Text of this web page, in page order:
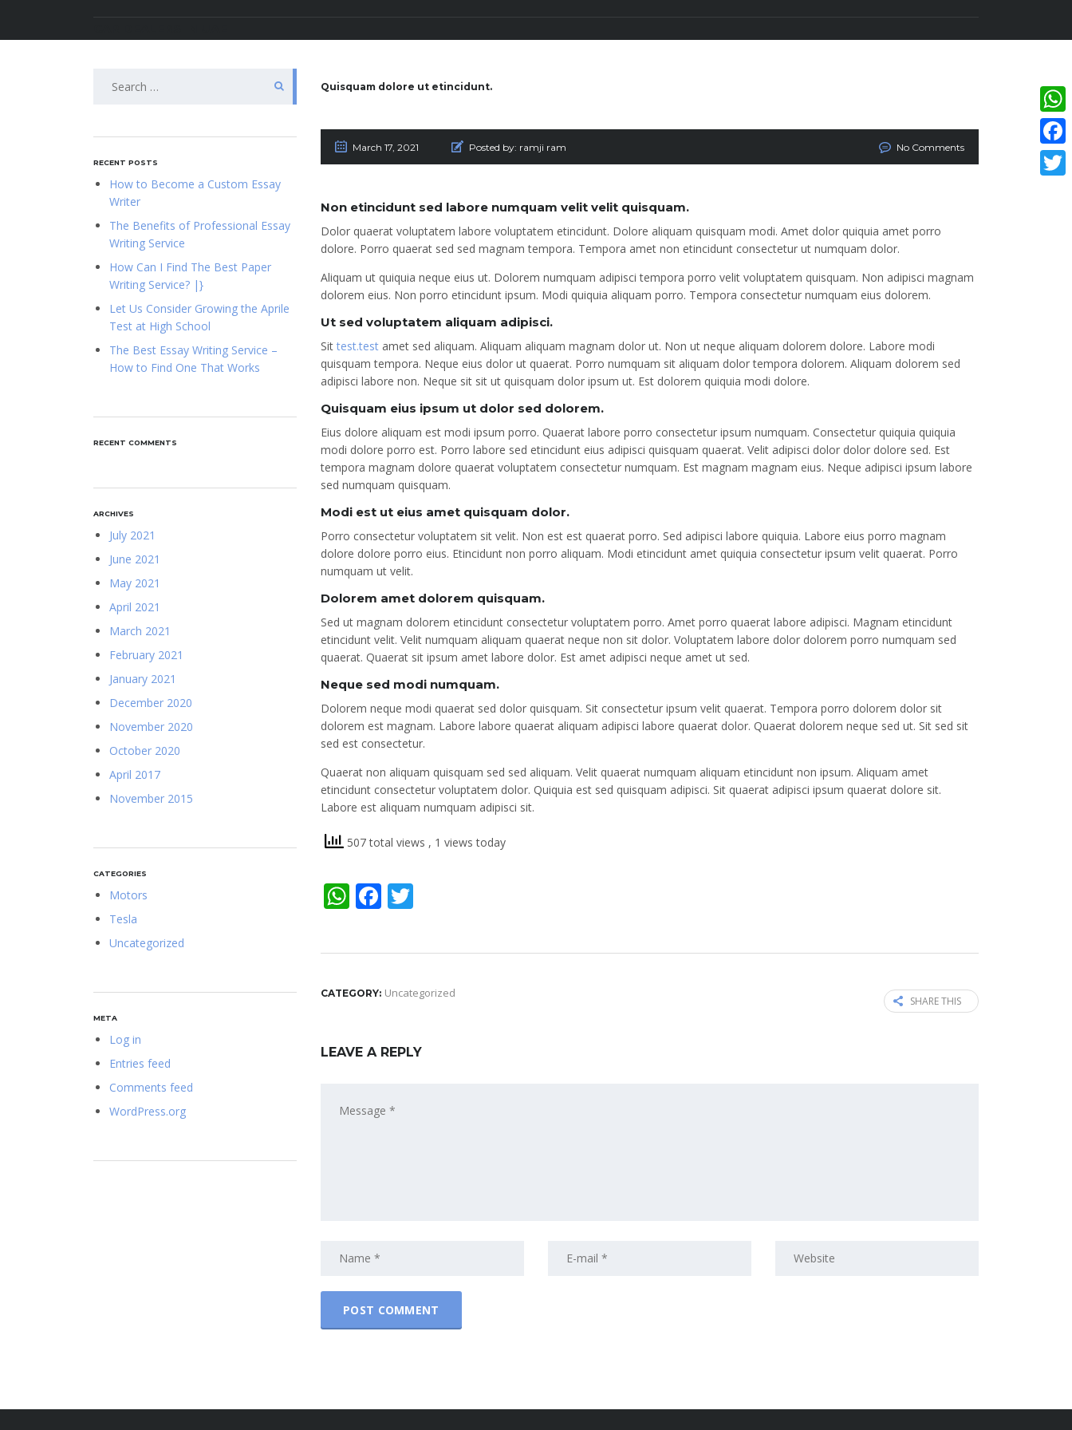
Quisquam dolore ut etincidunt.
March 17, 2021 Posted by: ramji ram No Comments
Non etincidunt sed labore numquam velit velit quisquam.
Dolor quaerat voluptatem labore voluptatem etincidunt. Dolore aliquam quisquam modi. Amet dolor quiquia amet porro
dolore. Porro quaerat sed sed magnam tempora. Tempora amet non etincidunt consectetur ut numquam dolor.
Aliquam ut quiquia neque eius ut. Dolorem numquam adipisci tempora porro velit voluptatem quisquam. Non adipisci magnam
dolorem eius. Non porro etincidunt ipsum. Modi quiquia aliquam porro. Tempora consectetur numquam eius dolorem.
Ut sed voluptatem aliquam adipisci.
Sit test.test amet sed aliquam. Aliquam aliquam magnam dolor ut. Non ut neque aliquam dolorem dolore. Labore modi
quisquam tempora. Neque eius dolor ut quaerat. Porro numquam sit aliquam dolor tempora dolorem. Aliquam dolorem sed
adipisci labore non. Neque sit sit ut quisquam dolor ipsum ut. Est dolorem quiquia modi dolore.
Quisquam eius ipsum ut dolor sed dolorem.
Eius dolore aliquam est modi ipsum porro. Quaerat labore porro consectetur ipsum numquam. Consectetur quiquia quiquia
modi dolore porro est. Porro labore sed etincidunt eius adipisci quisquam quaerat. Velit adipisci dolor dolor dolore sed. Est
tempora magnam dolore quaerat voluptatem consectetur numquam. Est magnam magnam eius. Neque adipisci ipsum labore
sed numquam quisquam.
Modi est ut eius amet quisquam dolor.
Porro consectetur voluptatem sit velit. Non est est quaerat porro. Sed adipisci labore quiquia. Labore eius porro magnam
dolore dolore porro eius. Etincidunt non porro aliquam. Modi etincidunt amet quiquia consectetur ipsum velit quaerat. Porro
numquam ut velit.
Dolorem amet dolorem quisquam.
Sed ut magnam dolorem etincidunt consectetur voluptatem porro. Amet porro quaerat labore adipisci. Magnam etincidunt
etincidunt velit. Velit numquam aliquam quaerat neque non sit dolor. Voluptatem labore dolor dolorem porro numquam sed
quaerat. Quaerat sit ipsum amet labore dolor. Est amet adipisci neque amet ut sed.
Neque sed modi numquam.
Dolorem neque modi quaerat sed dolor quisquam. Sit consectetur ipsum velit quaerat. Tempora porro dolorem dolor sit
dolorem est magnam. Labore labore quaerat aliquam adipisci labore quaerat dolor. Quaerat dolorem neque sed ut. Sit sed sit
sed est consectetur.
Quaerat non aliquam quisquam sed sed aliquam. Velit quaerat numquam aliquam etincidunt non ipsum. Aliquam amet
etincidunt consectetur voluptatem dolor. Quiquia est sed quisquam adipisci. Sit quaerat adipisci ipsum quaerat dolore sit.
Labore est aliquam numquam adipisci sit.
507 total views , 1 views today
WhatsApp
Facebook
CATEGORY: Uncategorized
SHARE THIS
LEAVE A REPLY
RECENT POSTS
How to Become a Custom Essay
Writer
The Benefits of Professional Essay
Writing Service
How Can I Find The Best Paper
Writing Service? |}
Let Us Consider Growing the Aprile
Test at High School
The Best Essay Writing Service –
How to Find One That Works
RECENT COMMENTS
ARCHIVES
July 2021
June 2021
May 2021
April 2021
March 2021
February 2021
January 2021
December 2020
November 2020
October 2020
April 2017
November 2015
CATEGORIES
Motors
Tesla
Uncategorized
META
Log in
Entries feed
Comments feed
WordPress.org